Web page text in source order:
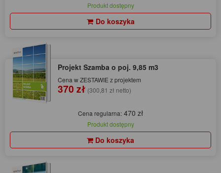
Produkt dostępny
Do koszyka
Projekt Szamba o poj. 9,85 m3
Cena w ZESTAWIE z projektem
370 zł (300,81 zł netto)
Cena regularna: 470 zł
Produkt dostępny
Do koszyka